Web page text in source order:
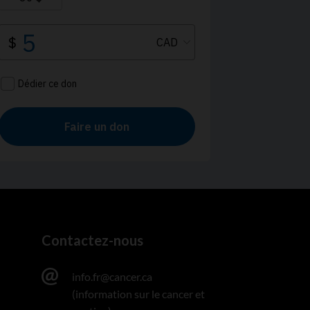
Contactez-nous
info.fr@cancer.ca
(information sur le cancer et